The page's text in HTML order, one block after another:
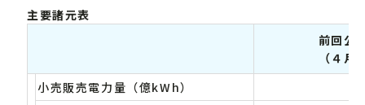
主要諸元表
前回公
（４月
小売販売電力量（億kWh）